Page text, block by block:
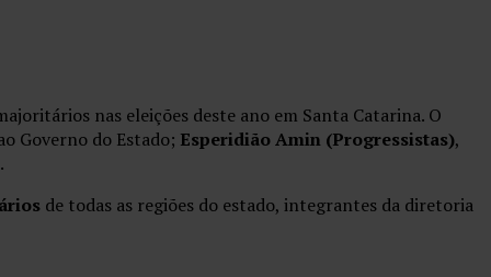
nas eleições deste ano em Santa Catarina. O
Governo do Estado; Esperidião Amin (Progressistas),
de todas as regiões do estado, integrantes da diretoria